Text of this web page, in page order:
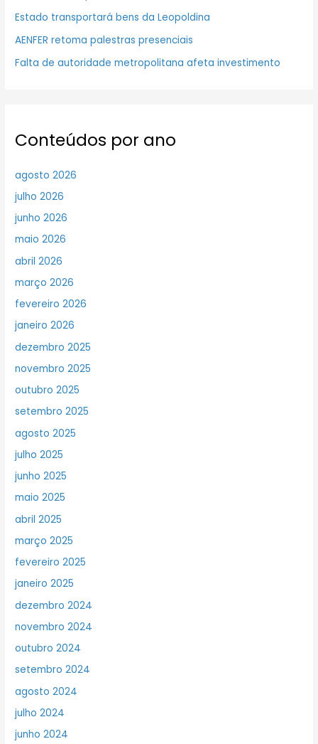
Estado transportará bens da Leopoldina
AENFER retoma palestras presenciais
Falta de autoridade metropolitana afeta investimento
Conteúdos por ano
agosto 2026
julho 2026
junho 2026
maio 2026
abril 2026
março 2026
fevereiro 2026
janeiro 2026
dezembro 2025
novembro 2025
outubro 2025
setembro 2025
agosto 2025
julho 2025
junho 2025
maio 2025
abril 2025
março 2025
fevereiro 2025
janeiro 2025
dezembro 2024
novembro 2024
outubro 2024
setembro 2024
agosto 2024
julho 2024
junho 2024